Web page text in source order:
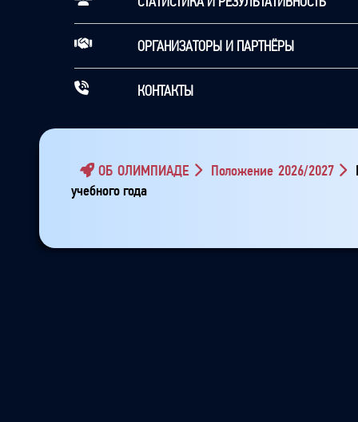
ОРГАНИЗАТОРЫ И ПАРТНЁРЫ
КОНТАКТЫ
ОБ ОЛИМПИАДЕ Положение 2026/2027
учебного года